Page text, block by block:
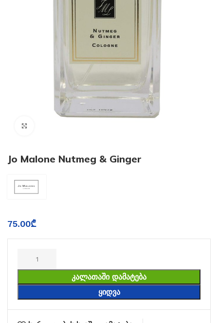
Jo Malone Nutmeg & Ginger
75.00₾
ᲙᲐᲚᲐᲗᲐᲨᲘ ᲓᲐᲛᲐᲢᲔᲑᲐ
ᲧᲘᲓᲕᲐ